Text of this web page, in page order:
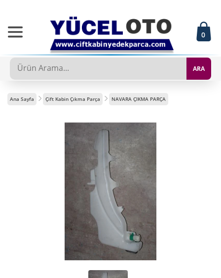
0
ARA
Ana Sayfa Çift Kabin Çıkma Parça NAVARA ÇIKMA PARÇA